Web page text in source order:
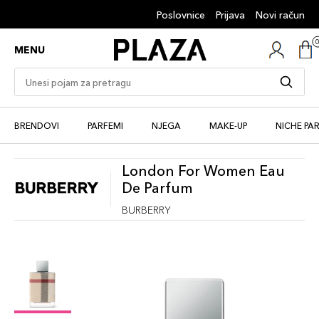
Poslovnice Prijava Novi račun
MENU
BRENDOVI PARFEMI NJEGA MAKE-UP NICHE
London For Women Eau
De Parfum
BURBERRY